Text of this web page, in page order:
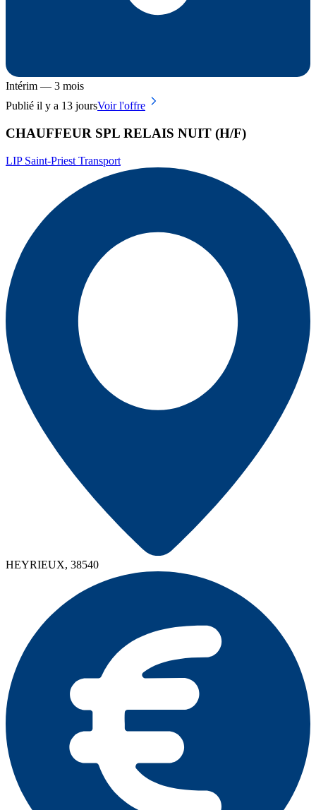
Intérim — 3 mois
Publié il y a 13 joursVoir l'offre
CHAUFFEUR SPL RELAIS NUIT (H/F)
LIP Saint-Priest Transport
HEYRIEUX, 38540